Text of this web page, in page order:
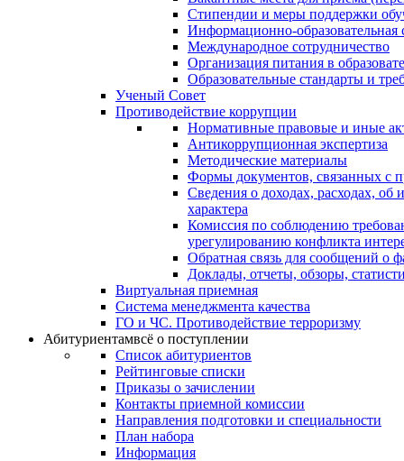
Стипендии и меры поддержки
Информационно-образовательная
Международное сотрудничество
Организация питания в
Образовательные стандарты и
Ученый Совет
Противодействие коррупции
Нормативные правовые и иные
Антикоррупционная экспертиза
Методические материалы
Формы документов, связанных с
Сведения о доходах, расходах, об
характера
Комиссия по соблюдению
урегулированию конфликта
Обратная связь для сообщений о
Доклады, отчеты, обзоры,
Виртуальная приемная
Система менеджмента качества
ГО и ЧС. Противодействие терроризму
Абитуриентамвсё о поступлении
Список абитуриентов
Рейтинговые списки
Приказы о зачислении
Контакты приемной комиссии
Направления подготовки и специальности
План набора
Информация